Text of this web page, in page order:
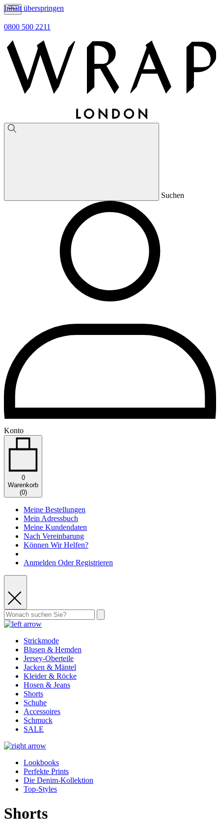
Inhalt überspringen
0800 500 2211
Suchen
Konto
0
Warenkorb
(0)
Meine Bestellungen
Mein Adressbuch
Meine Kundendaten
Nach Vereinbarung
Können Wir Helfen?
Anmelden Oder Registrieren
Strickmode
Blusen & Hemden
Jersey-Oberteile
Jacken & Mäntel
Kleider & Röcke
Hosen & Jeans
Shorts
Schuhe
Accessoires
Schmuck
SALE
Lookbooks
Perfekte Prints
Die Denim-Kollektion
Top-Styles
Shorts